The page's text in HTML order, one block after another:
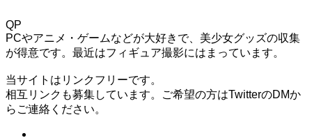
QP
PCやアニメ・ゲームなどが大好きで、美少女グッズの収集
が得意です。最近はフィギュア撮影にはまっています。
当サイトはリンクフリーです。
相互リンクも募集しています。ご希望の方はTwitterのDMか
らご連絡ください。